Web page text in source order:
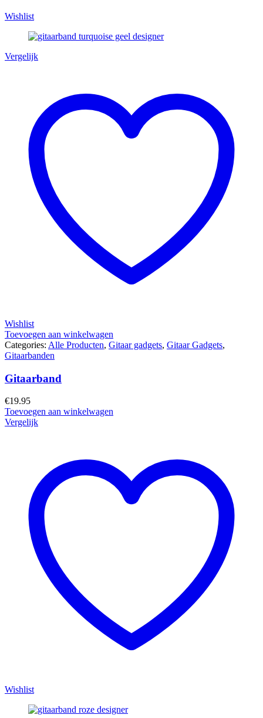
Wishlist
Vergelijk
Wishlist
Toevoegen aan winkelwagen
Categories: Alle Producten, Gitaar gadgets, Gitaar Gadgets,
Gitaarbanden
Gitaarband
€19.95
Toevoegen aan winkelwagen
Vergelijk
Wishlist